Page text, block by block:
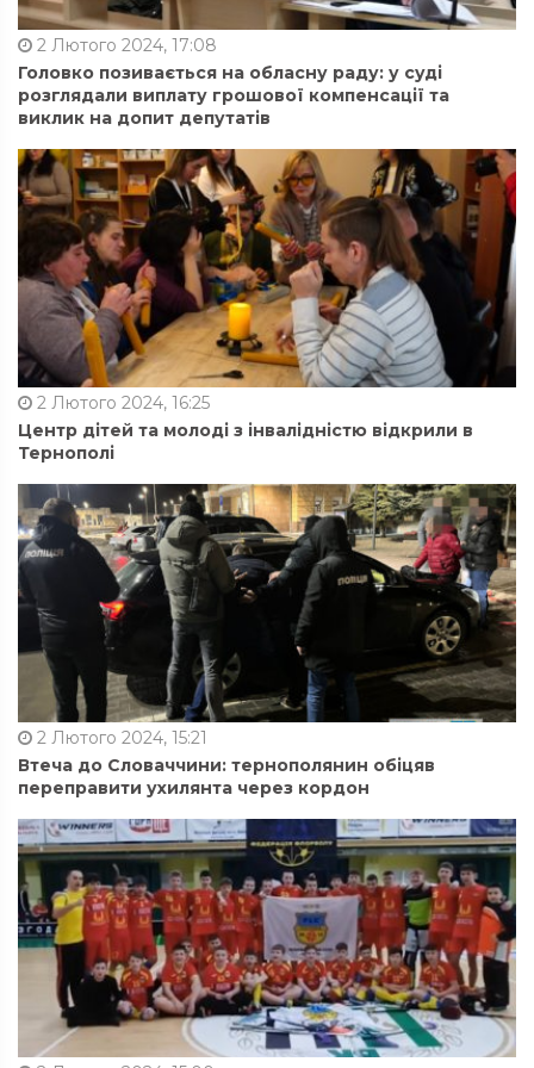
2 Лютого 2024, 17:08
Головко позивається на обласну раду: у суді
розглядали виплату грошової компенсації та
виклик на допит депутатів
2 Лютого 2024, 16:25
Центр дітей та молоді з інвалідністю відкрили в
Тернополі
2 Лютого 2024, 15:21
Втеча до Словаччини: тернополянин обіцяв
переправити ухилянта через кордон